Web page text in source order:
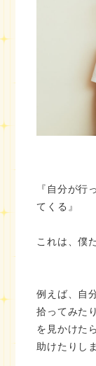
『自分が行
てくる』
これは、僕
例えば、自
拾ってみた
を見かけた
助けたりし